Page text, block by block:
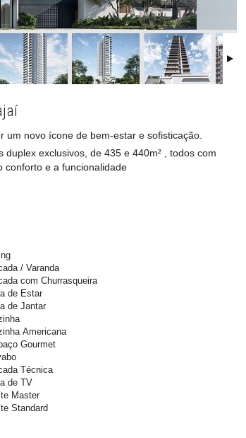
um novo ícone de bem-estar e sofisticação.
exclusivos, de 435 e 440m² , todos com
conforto e a funcionalidade
/ Varanda
com Churrasqueira
de Estar
de Jantar
Americana
Gourmet
Técnica
de TV
Master
Standard